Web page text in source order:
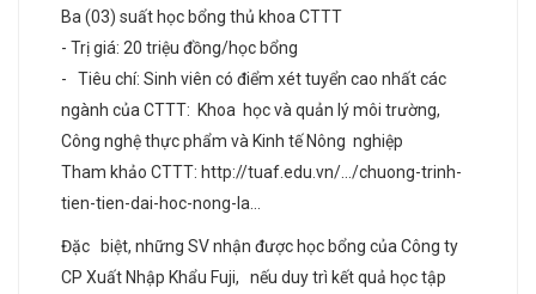
Ba (03) suất học bổng thủ khoa CTTT
- Trị giá: 20 triệu đồng/học bổng
- Tiêu chí: Sinh viên có điểm xét tuyển cao nhất các
ngành của CTTT: Khoa học và quản lý môi trường,
Công nghệ thực phẩm và Kinh tế Nông nghiệp
Tham khảo CTTT: http://tuaf.edu.vn/…/chuong-trinh-
tien-tien-dai-hoc-nong-la…
Đặc biệt, những SV nhận được học bổng của Công ty
CP Xuất Nhập Khẩu Fuji, nếu duy trì kết quả học tập